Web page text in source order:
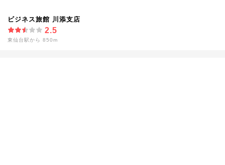
ビジネス旅館 川添支店
2.5
東仙台駅から 850m